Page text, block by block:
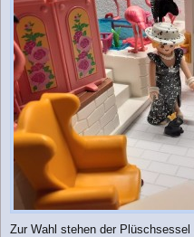
Zur Wahl stehen der Plüschsessel